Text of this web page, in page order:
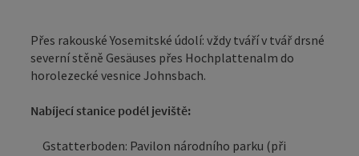
Přes rakouské Yosemitské údolí: vždy tváří v tvář drsné
severní stěně Gesäuses přes Hochplattenalm do
horolezecké vesnice Johnsbach.
Nabíjecí stanice podél jeviště:
Gstatterboden: Pavilon národního parku (při